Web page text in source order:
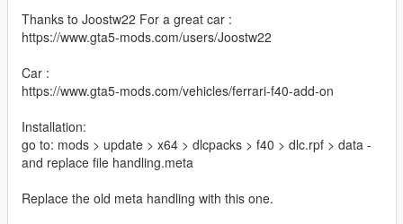
Thanks to Joostw22 For a great car :
https://www.gta5-mods.com/users/Joostw22
Car :
https://www.gta5-mods.com/vehicles/ferrari-f40-add-on
Installation:
go to: mods > update > x64 > dlcpacks > f40 > dlc.rpf > data -
and replace file handling.meta
Replace the old meta handling with this one.